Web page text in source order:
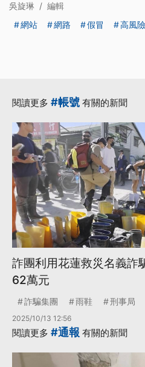
吳旋琳 / 編輯
網站
網路 假冒 高風險
閱讀更多 #帳號 有關的新聞
詐團利用花蓮救災名義詐
62萬元
詐騙集團 雨鞋 刑事局
2025/10/13 12:56
閱讀更多 #通報 有關的新聞